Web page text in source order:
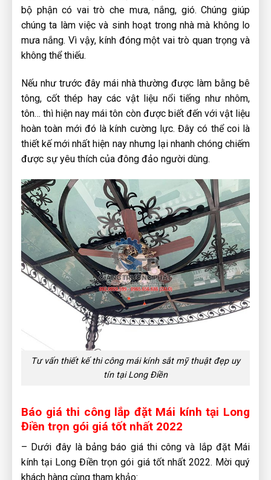
bộ phận có vai trò che mưa, nắng, gió. Chúng giúp
chúng ta làm việc và sinh hoạt trong nhà mà không lo
mưa nắng. Vì vậy, kính đóng một vai trò quan trọng và
không thể thiếu.
Nếu như trước đây mái nhà thường được làm bằng bê
tông, cốt thép hay các vật liệu nổi tiếng như nhôm,
tôn… thì hiện nay mái tôn còn được biết đến với vật liệu
hoàn toàn mới đó là kính cường lực. Đây có thể coi là
thiết kế mới nhất hiện nay nhưng lại nhanh chóng chiếm
được sự yêu thích của đông đảo người dùng.
Tư vấn thiết kế thi công mái kính sắt mỹ thuật đẹp uy
tín tại Long Điền
Báo giá thi công lắp đặt Mái kính tại Long
Điền trọn gói giá tốt nhất 2022
– Dưới đây là bảng báo giá thi công và lắp đặt Mái
kính tại Long Điền trọn gói giá tốt nhất 2022. Mời quý
khách hàng cùng tham khảo: